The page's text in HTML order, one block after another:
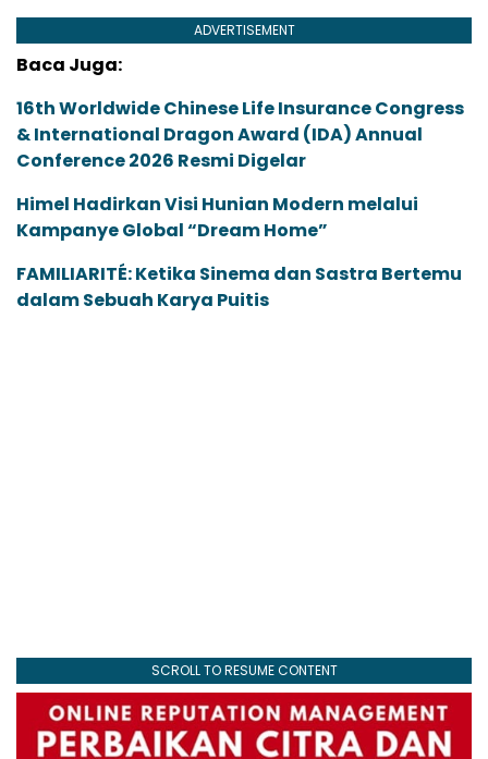
ADVERTISEMENT
Baca Juga:
16th Worldwide Chinese Life Insurance Congress
& International Dragon Award (IDA) Annual
Conference 2026 Resmi Digelar
Himel Hadirkan Visi Hunian Modern melalui
Kampanye Global “Dream Home”
FAMILIARITÉ: Ketika Sinema dan Sastra Bertemu
dalam Sebuah Karya Puitis
SCROLL TO RESUME CONTENT